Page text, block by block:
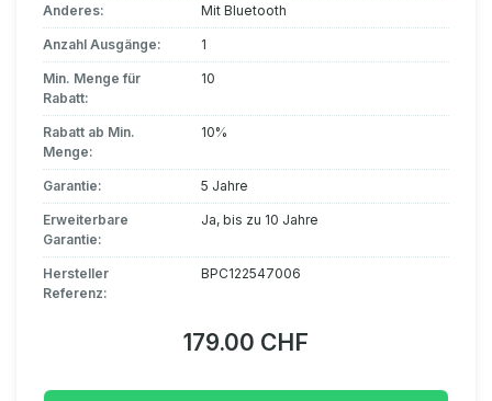
Anderes: Mit Bluetooth
Anzahl Ausgänge: 1
Min. Menge für
Rabatt:
10
Rabatt ab Min.
Menge:
10%
Garantie: 5 Jahre
Erweiterbare
Garantie:
Ja, bis zu 10 Jahre
Hersteller
Referenz:
BPC122547006
179.00 CHF